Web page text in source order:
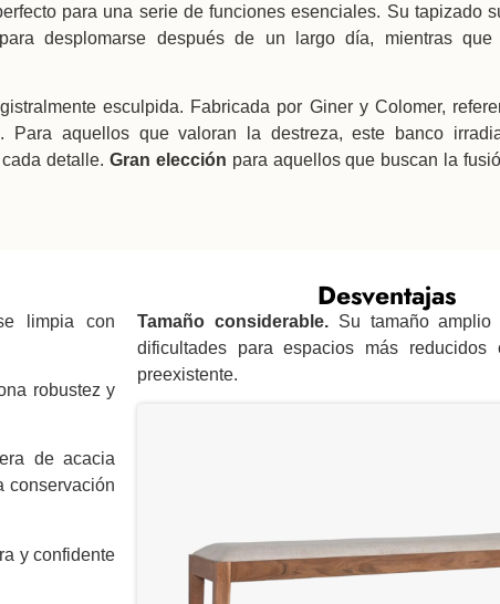
para una serie de funciones esenciales. Su tapizado
desplomarse después de un largo día, mientras
esculpida. Fabricada por Giner y Colomer,
Para aquellos que valoran la destreza, este banco
detalle. Gran elección para aquellos que buscan la
limpia con
robustez y
de acacia
conservación
y confidente
Desventajas
Tamaño considerable.Su tamaño amplio
dificultades para espacios más reducidos
preexistente.